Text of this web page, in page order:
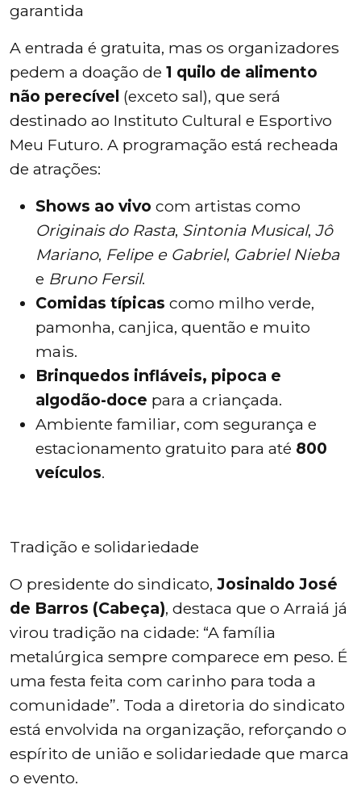
garantida
A entrada é gratuita, mas os organizadores
pedem a doação de 1 quilo de alimento
não perecível (exceto sal), que será
destinado ao Instituto Cultural e Esportivo
Meu Futuro. A programação está recheada
de atrações:
Shows ao vivo com artistas como
Originais do Rasta, Sintonia Musical, Jô
Mariano, Felipe e Gabriel, Gabriel Nieba
e Bruno Fersil.
Comidas típicas como milho verde,
pamonha, canjica, quentão e muito
mais.
Brinquedos infláveis, pipoca e
algodão-doce para a criançada.
Ambiente familiar, com segurança e
estacionamento gratuito para até 800
veículos.
Tradição e solidariedade
O presidente do sindicato, Josinaldo José
de Barros (Cabeça), destaca que o Arraiá já
virou tradição na cidade: “A família
metalúrgica sempre comparece em peso. É
uma festa feita com carinho para toda a
comunidade”. Toda a diretoria do sindicato
está envolvida na organização, reforçando o
espírito de união e solidariedade que marca
o evento.